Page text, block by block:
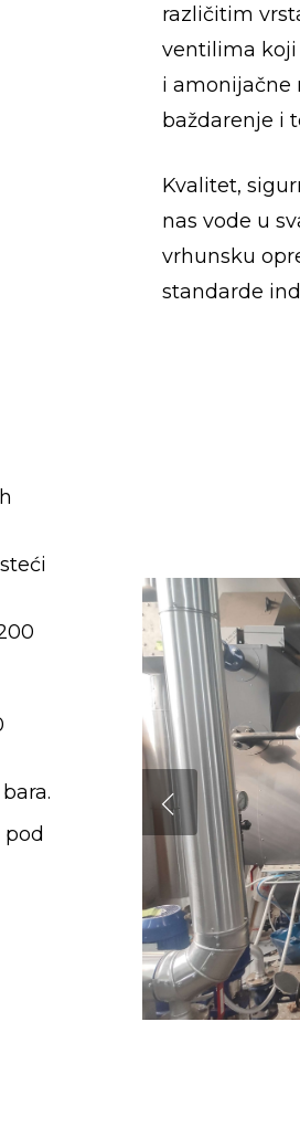
različitim
ventilima koji
i amonijačne
baždarenje i
Kvalitet,
nas vode u
vrhunsku
standarde